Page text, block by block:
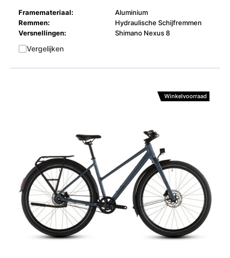
Framemateriaal:
Aluminium
Remmen:
Hydraulische Schijfremmen
Versnellingen:
Shimano Nexus 8
Vergelijken
Winkelvoorraad